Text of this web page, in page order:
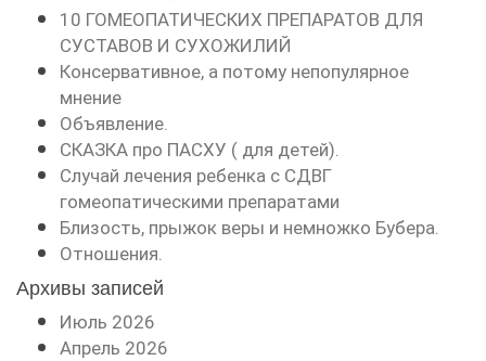
10 ГОМЕОПАТИЧЕСКИХ ПРЕПАРАТОВ ДЛЯ
СУСТАВОВ И СУХОЖИЛИЙ
Консервативное, а потому непопулярное
мнение
Объявление.
СКАЗКА про ПАСХУ ( для детей).
Случай лечения ребенка с СДВГ
гомеопатическими препаратами
Близость, прыжок веры и немножко Бубера.
Отношения.
Архивы записей
Июль 2026
Апрель 2026